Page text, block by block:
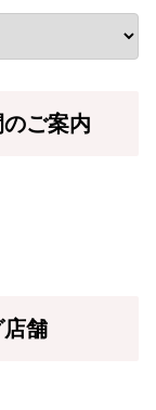
ご案内
舗